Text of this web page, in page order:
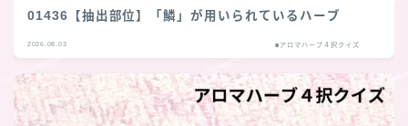
01436【抽出部位】「鱗」が用いられているハーブ
2026.08.03 ■アロマハーブ４択クイズ